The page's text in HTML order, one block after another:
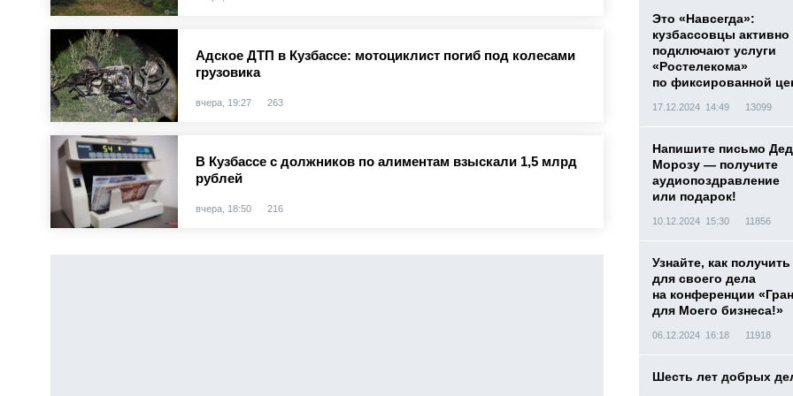
Адское ДТП в Кузбассе: мотоциклист погиб под колесами
грузовика
вчера, 19:27 263
В Кузбассе с должников по алиментам взыскали 1,5 млрд
рублей
вчера, 18:50 216
Это «Навсегда»:
кузбассовцы активно
подключают услуги
«Ростелекома»
по фиксированной
17.12.2024 14:49 13099
Напишите письмо
Морозу — получите
аудиопоздравление
или подарок!
10.12.2024 15:30 11856
Узнайте, как получить
для своего дела
на конференции
для Моего бизнеса!»
06.12.2024 16:18 11918
Шесть лет добрых